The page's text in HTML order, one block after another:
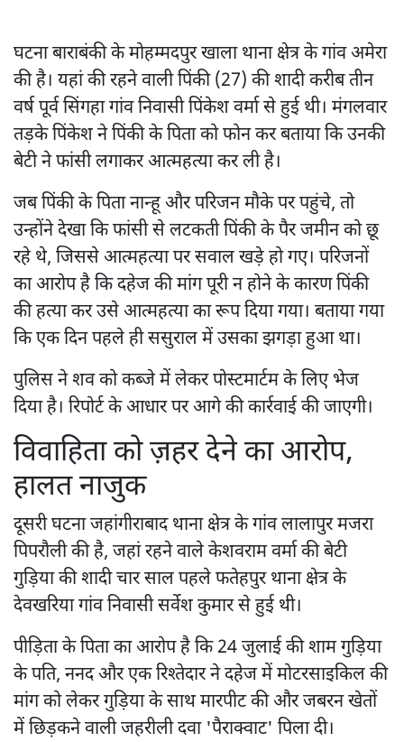
घटना बाराबंकी के मोहम्मदपुर खाला थाना क्षेत्र के गांव अमेरा
की है। यहां की रहने वाली पिंकी (27) की शादी करीब तीन
वर्ष पूर्व सिंगहा गांव निवासी पिंकेश वर्मा से हुई थी। मंगलवार
तड़के पिंकेश ने पिंकी के पिता को फोन कर बताया कि उनकी
बेटी ने फांसी लगाकर आत्महत्या कर ली है।
जब पिंकी के पिता नान्हू और परिजन मौके पर पहुंचे, तो
उन्होंने देखा कि फांसी से लटकती पिंकी के पैर जमीन को छू
रहे थे, जिससे आत्महत्या पर सवाल खड़े हो गए। परिजनों
का आरोप है कि दहेज की मांग पूरी न होने के कारण पिंकी
की हत्या कर उसे आत्महत्या का रूप दिया गया। बताया गया
कि एक दिन पहले ही ससुराल में उसका झगड़ा हुआ था।
पुलिस ने शव को कब्जे में लेकर पोस्टमार्टम के लिए भेज
दिया है। रिपोर्ट के आधार पर आगे की कार्रवाई की जाएगी।
विवाहिता को ज़हर देने का आरोप,
हालत नाजुक
दूसरी घटना जहांगीराबाद थाना क्षेत्र के गांव लालापुर मजरा
पिपरौली की है, जहां रहने वाले केशवराम वर्मा की बेटी
गुड़िया की शादी चार साल पहले फतेहपुर थाना क्षेत्र के
देवखरिया गांव निवासी सर्वेश कुमार से हुई थी।
पीड़िता के पिता का आरोप है कि 24 जुलाई की शाम गुड़िया
के पति, ननद और एक रिश्तेदार ने दहेज में मोटरसाइकिल की
मांग को लेकर गुड़िया के साथ मारपीट की और जबरन खेतों
में छिड़कने वाली जहरीली दवा 'पैराक्वाट' पिला दी।